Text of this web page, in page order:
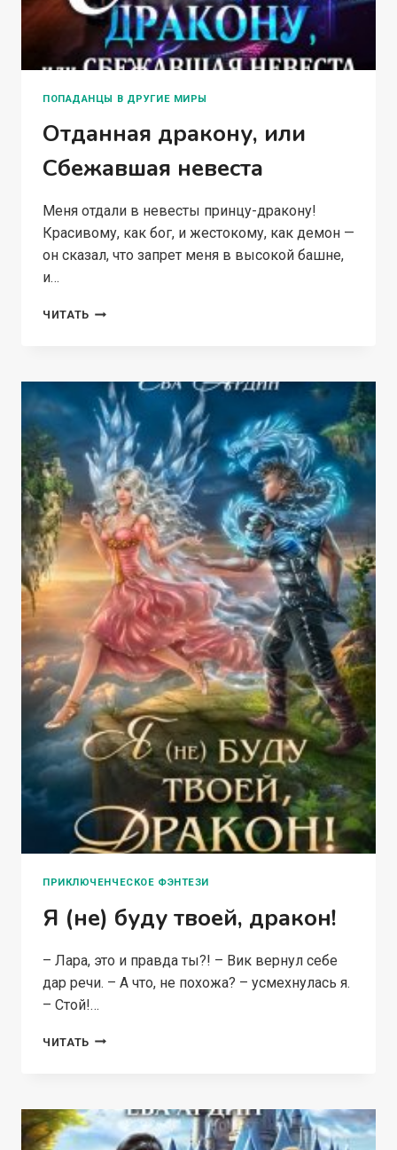
ПОПАДАНЦЫ В ДРУГИЕ МИРЫ
Отданная дракону, или
Сбежавшая невеста
Меня отдали в невесты принцу-дракону!
Красивому, как бог, и жестокому, как демон —
он сказал, что запрет меня в высокой башне,
и…
ЧИТАТЬ ОТДАННАЯ
НЕВЕСТА
ПРИКЛЮЧЕНЧЕСКОЕ ФЭНТЕЗИ
Я (не) буду твоей, дракон!
– Лара, это и правда ты?! – Вик вернул себе
дар речи. – А что, не похожа? – усмехнулась я.
– Стой!…
ЧИТАТЬ Я
ДРАКОН!